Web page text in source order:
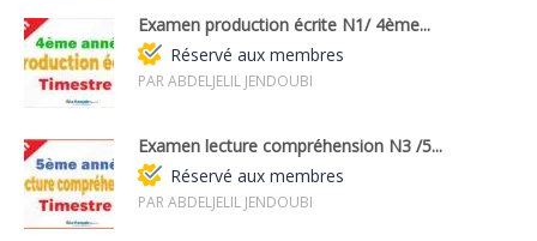
Examen production écrite N1/ 4ème...
Réservé aux membres
PAR ABDELJELIL JENDOUBI
Examen lecture compréhension N3 /5...
Réservé aux membres
PAR ABDELJELIL JENDOUBI